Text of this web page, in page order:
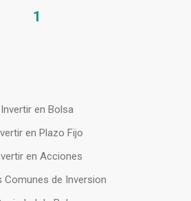
1
Invertir en Bolsa
en Plazo Fijo
en Acciones
Comunes de Inversion